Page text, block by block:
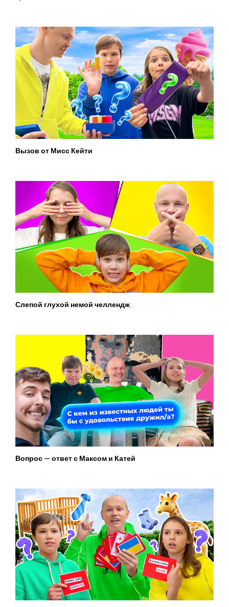
Вызов от Мисс Кейти
Слепой глухой немой челлендж
Вопрос — ответ с Максом и Катей